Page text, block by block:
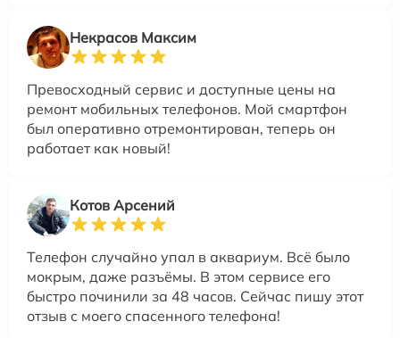
Некрасов Максим
Превосходный сервис и доступные цены на
ремонт мобильных телефонов. Мой смартфон
был оперативно отремонтирован, теперь он
работает как новый!
Котов Арсений
Телефон случайно упал в аквариум. Всё было
мокрым, даже разъёмы. В этом сервисе его
быстро починили за 48 часов. Сейчас пишу этот
отзыв с моего спасенного телефона!